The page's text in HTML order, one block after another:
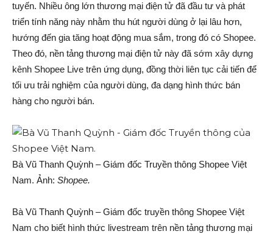
tuyến. Nhiều ông lớn thương mại điện tử đã đầu tư và phát
triển tính năng này nhằm thu hút người dùng ở lại lâu hơn,
hướng đến gia tăng hoạt động mua sắm, trong đó có Shopee.
Theo đó, nền tảng thương mại điện tử này đã sớm xây dựng
kênh Shopee Live trên ứng dụng, đồng thời liên tục cải tiến để
tối ưu trải nghiệm của người dùng, đa dạng hình thức bán
hàng cho người bán.
Bà Vũ Thanh Quỳnh – Giám đốc Truyền thông Shopee Việt
Nam. Ảnh: Shopee.
Bà Vũ Thanh Quỳnh – Giám đốc truyền thông Shopee Việt
Nam cho biết hình thức livestream trên nền tảng thương mại